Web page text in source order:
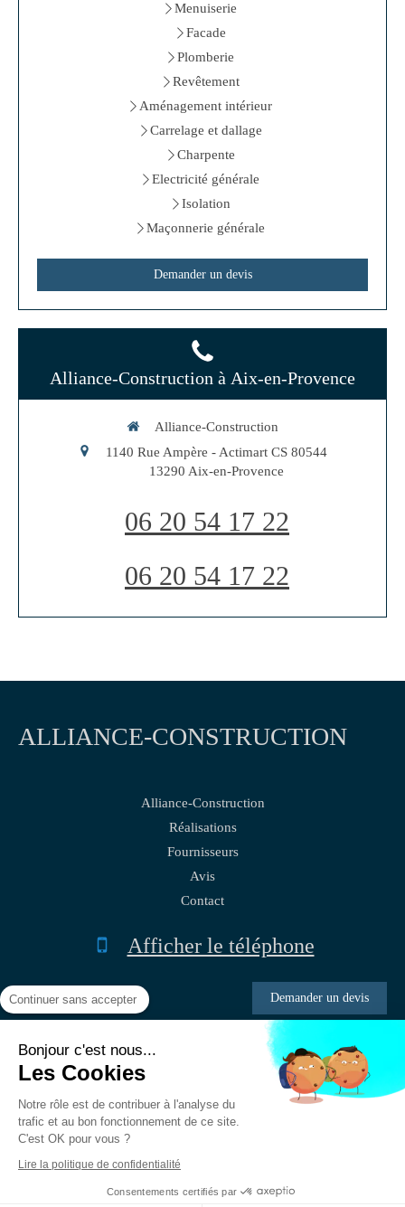
Menuiserie
Facade
Plomberie
Revêtement
Aménagement intérieur
Carrelage et dallage
Charpente
Electricité générale
Isolation
Maçonnerie générale
Demander un devis
Alliance-Construction à Aix-en-Provence
Alliance-Construction
1140 Rue Ampère - Actimart CS 80544
13290 Aix-en-Provence
06 20 54 17 22
06 20 54 17 22
ALLIANCE-CONSTRUCTION
Alliance-Construction
Réalisations
Fournisseurs
Avis
Contact
Afficher le téléphone
Demander un devis
Création et référencement du site par Simplébo
Site créé grâce à LaSociété Générale - Banque des professionnels
Continuer sans accepter
Bonjour c'est nous...
Les Cookies
Notre rôle est de contribuer à l'analyse du
trafic et au bon fonctionnement de ce site.
C'est OK pour vous ?
Lire la politique de confidentialité
Consentements certifiés par